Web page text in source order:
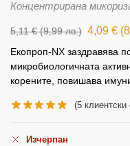
Концентрирана
5,11€ (9,99лв.) 4,09 € (
Екопроп-NX заздравява
микробиологичната
корените, повишава
(5 клиентски
Изчерпан